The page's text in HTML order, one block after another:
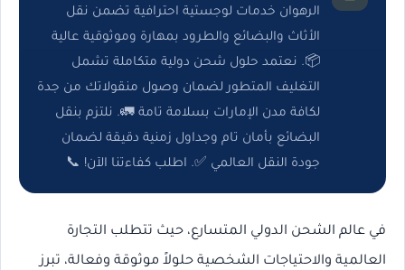
الرهوان خدمات لوجستية احترافية تضمن نقل
الأثاث والبضائع والطرود بمهارة وموثوقية عالية
📦. نعتمد حلول شحن دولية متكاملة تشمل
التغليف المتطور لضمان وصول منقولاتك من جدة
لكافة مدن الإمارات بسلامة تامة 🚛. نلتزم بنقل
البضائع بأمان تام وجداول زمنية دقيقة لضمان
جودة النقل العالمي ✅. اطلب كفاءتنا الآن! 📞
في عالم الشحن الدولي المتسارع، حيث تتطلب التجارة
العالمية والاحتياجات الشخصية حلولاً موثوقة وفعالة، تبرز